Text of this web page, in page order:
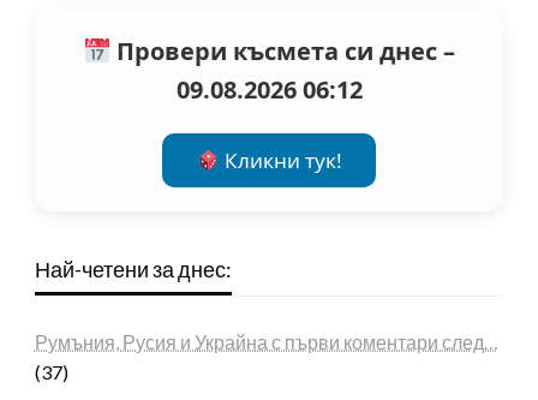
Провери късмета си днес –
09.08.2026 06:12
Кликни тук!
Най-четени за днес:
Румъния, Русия и Украйна с първи коментари след…
(37)